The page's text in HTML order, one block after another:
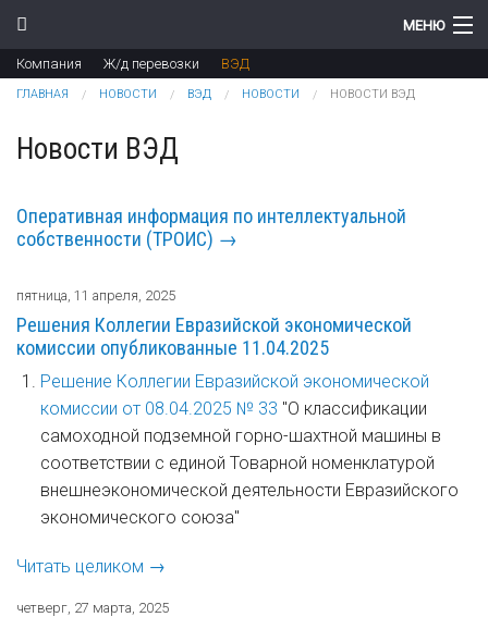
Перейти к основному содержанию
МЕНЮ
Компания
Цены
Компания Ж/д перевозки ВЭД
Вы здесь
ГЛАВНАЯ НОВОСТИ ВЭД НОВОСТИ НОВОСТИ ВЭД
Новости ВЭД
Оперативная информация по интеллектуальной
собственности (ТРОИС) →
пятница, 11 апреля, 2025
Решения Коллегии Евразийской экономической
комиссии опубликованные 11.04.2025
Решение Коллегии Евразийской экономической
комиссии от 08.04.2025 № 33 "О классификации
самоходной подземной горно-шахтной машины в
соответствии с единой Товарной номенклатурой
внешнеэкономической деятельности Евразийского
экономического союза"
Читать целиком →
четверг, 27 марта, 2025